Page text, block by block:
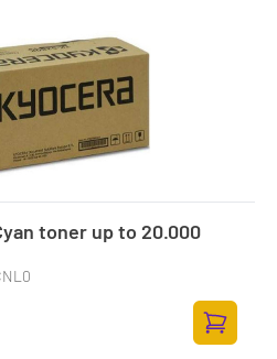
toner up to 20.000
Zum